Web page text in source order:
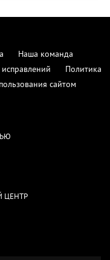
Наша команда
Политика
сайтом
ЦЕНТР